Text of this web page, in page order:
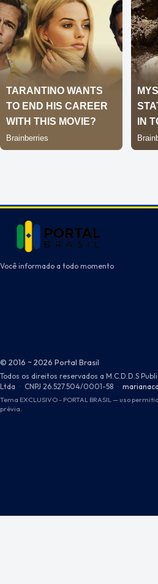
Você informado a todo momento
© 2016 ~ 2026 Portal Brasil
Todos os direitos reservados a M.C.D.D.S
Ltda · CNPJ 26.527.504/0001-58 ·
Tema EXCLUSIVO - PORTAL BRASIL — uso
prévia.